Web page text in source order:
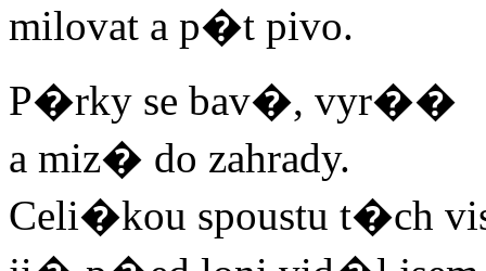
milovat a p�t pivo.
P�rky se bav�, vyr��
a miz� do zahrady.
Celi�kou spoustu t�ch